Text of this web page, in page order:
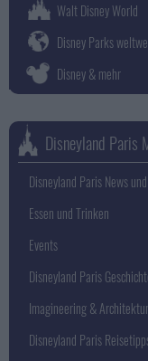
Walt Disney World
Disney Parks
Disney & mehr
Disneyland Paris
Disneyland Paris News
Essen und Trinken
Events
Disneyland Paris
Imagineering & Architektur
Disneyland Paris